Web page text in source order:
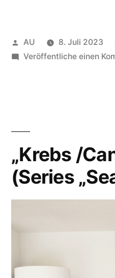
Veröffentlicht
von
AU 8. Juli 2023
Veröffentliche einen
„Krebs /
(Series